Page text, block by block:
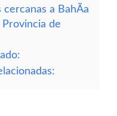
a BahÃ­a
de